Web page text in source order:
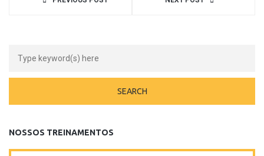
NOSSOS TREINAMENTOS